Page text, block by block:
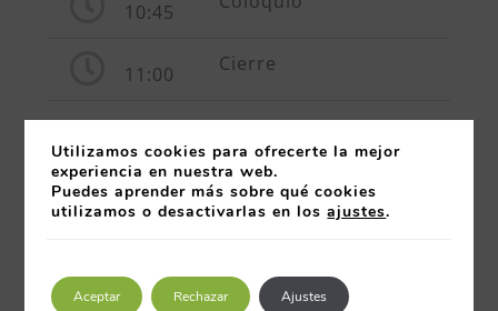
10:45
11:00 Cierre
Sobre los Grupos de
Trabajo del Club
Son la herramienta principal
Utilizamos cookies para ofrecerte la mejor
experiencia en nuestra web.
Puedes aprender más sobre qué cookies
utilizamos o desactivarlas en losajustes.
Aceptar Rechazar Ajustes